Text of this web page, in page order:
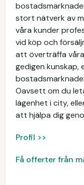
stort nätverk av
våra kunder
vid köp och
att överträffa
gedigen kunskap,
Oavsett om du
lägenhet i city,
att hjälpa dig
Profil >>
Få offerter från